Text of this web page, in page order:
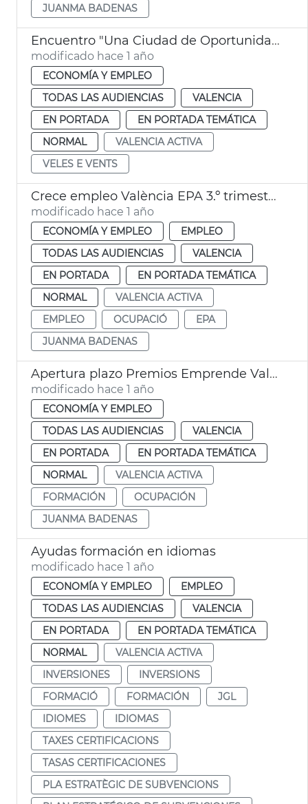
JUANMA BADENAS
Encuentro "Una Ciudad de Oportunidades" de València Activa
modificado hace 1 año
ECONOMÍA Y EMPLEO
TODAS LAS AUDIENCIAS
VALENCIA
EN PORTADA
EN PORTADA TEMÁTICA
NORMAL
VALENCIA ACTIVA
VELES E VENTS
Crece empleo València EPA 3.º trimestre
modificado hace 1 año
ECONOMÍA Y EMPLEO
EMPLEO
TODAS LAS AUDIENCIAS
VALENCIA
EN PORTADA
EN PORTADA TEMÁTICA
NORMAL
VALENCIA ACTIVA
EMPLEO
OCUPACIÓ
EPA
JUANMA BADENAS
Apertura plazo Premios Emprende València Activa
modificado hace 1 año
ECONOMÍA Y EMPLEO
TODAS LAS AUDIENCIAS
VALENCIA
EN PORTADA
EN PORTADA TEMÁTICA
NORMAL
VALENCIA ACTIVA
FORMACIÓN
OCUPACIÓN
JUANMA BADENAS
Ayudas formación en idiomas
modificado hace 1 año
ECONOMÍA Y EMPLEO
EMPLEO
TODAS LAS AUDIENCIAS
VALENCIA
EN PORTADA
EN PORTADA TEMÁTICA
NORMAL
VALENCIA ACTIVA
INVERSIONES
INVERSIONS
FORMACIÓ
FORMACIÓN
JGL
IDIOMES
IDIOMAS
TAXES CERTIFICACIONS
TASAS CERTIFICACIONES
PLA ESTRATÈGIC DE SUBVENCIONS